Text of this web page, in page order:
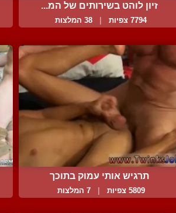
זיון לוהט בשירותים של המ...
7794 צפיות 38 המלצות
תרגיש אותי עמוק בתוכך
5809 צפיות 7 המלצות